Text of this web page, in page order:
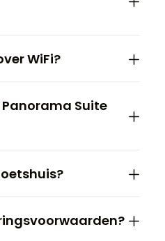
WiFi?
Suite